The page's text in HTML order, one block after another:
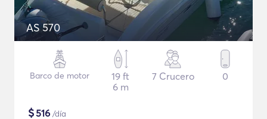
AS 570
Barco de motor
19 ft
6 m
7 Crucero 0
$516 /día